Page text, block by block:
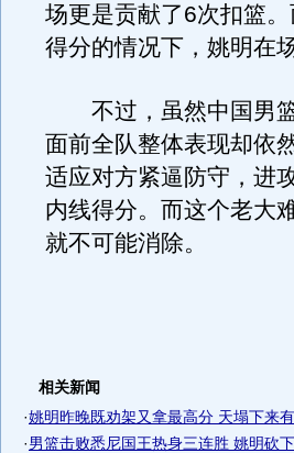
场更是贡献了6次扣篮
得分的情况下，姚明在
不过，虽然中国男篮
面前全队整体表现却依
适应对方紧逼防守，进
内线得分。而这个老大
就不可能消除。
相关新闻
·姚明昨晚既劝架又拿最高分 天塌下来有
·男篮击败悉尼国王热身三连胜 姚明砍下